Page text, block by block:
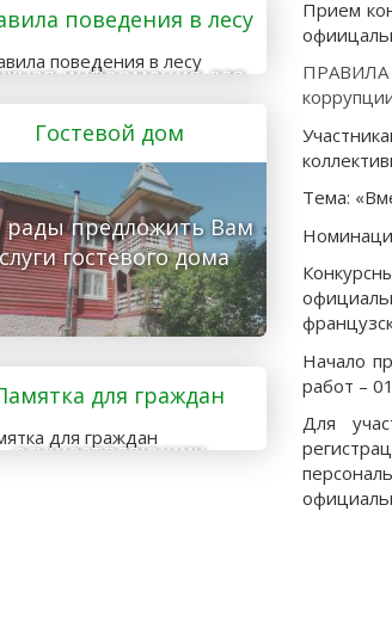
Прием
ПРАВИЛА
Тема:
Начало
работ –
Для
поведения в лесу
информация для
кто отправляется в
лес
Гостевой дом
предложить Вам
гостевого дома
для граждан
осуществляющих